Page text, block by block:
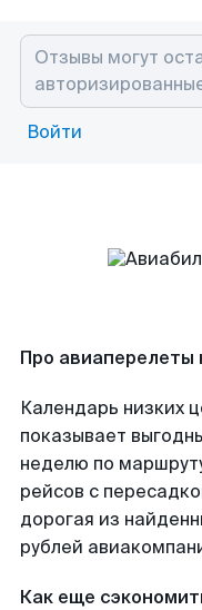
Войти
Про
Календарь низких
показывает
неделю по
рейсов с
дорогая из
рублей
Как еще